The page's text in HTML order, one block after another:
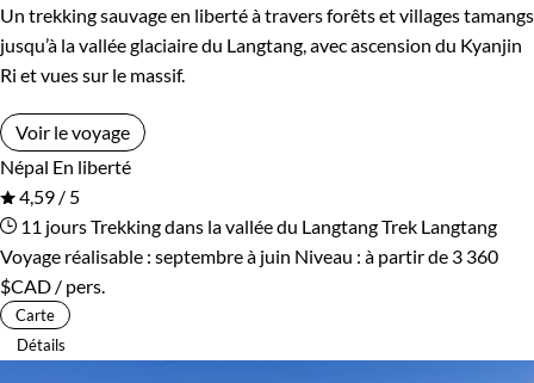
Un trekking sauvage en liberté à travers forêts et villages tamangs
jusqu’à la vallée glaciaire du Langtang, avec ascension du Kyanjin
Ri et vues sur le massif.
Voir le voyage
Népal En liberté
4,59 / 5
11 joursTrekking dans la vallée du LangtangTrek Langtang
Voyage réalisable : septembre à juin Niveau : à partir de 3 360
$CAD / pers.
Carte
Détails